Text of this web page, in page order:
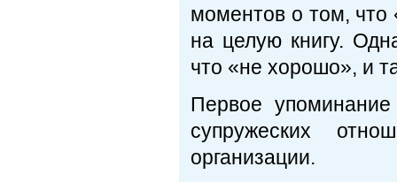
моментов о том, что
на целую книгу.
что «не хорошо», и
Первое
супружеских
организации.